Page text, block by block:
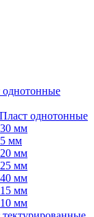
однотонные
мм
мм
мм
мм
мм
мм
мм